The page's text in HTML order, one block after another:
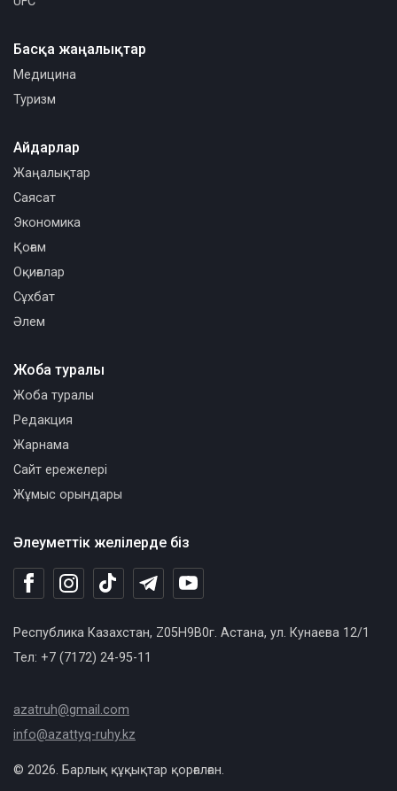
Басқа жаңалықтар
Медицина
Туризм
Әлеуметтік желілерде біз
Республика Казахстан, Z05H9B0г. Астана, ул. Кунаева 12/1
Тел: +7 (7172) 24-95-11
azatruh@gmail.com
info@azattyq-ruhy.kz
Айдарлар
Жаңалықтар
Саясат
Экономика
Қоғам
Оқиғалар
Сұхбат
Әлем
Жоба туралы
Жоба туралы
Редакция
Жарнама
Сайт ережелері
Жұмыс орындары
© 2026. Барлық құқықтар қорғалған.